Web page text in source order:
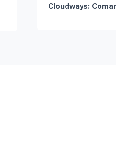
Cloudways: